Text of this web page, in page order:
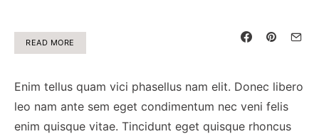
READ MORE
Enim tellus quam vici phasellus nam elit. Donec libero
leo nam ante sem eget condimentum nec veni felis
enim quisque vitae. Tincidunt eget quisque rhoncus